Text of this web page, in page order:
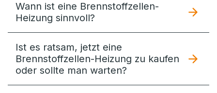
Wann ist eine Brennstoffzellen-
Heizung sinnvoll?
Ist es ratsam, jetzt eine
Brennstoffzellen-Heizung zu kaufen
oder sollte man warten?